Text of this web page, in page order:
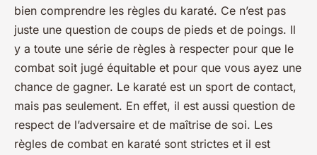
bien comprendre les règles du karaté. Ce n’est pas
juste une question de coups de pieds et de poings. Il
y a toute une série de règles à respecter pour que le
combat soit jugé équitable et pour que vous ayez une
chance de gagner. Le karaté est un sport de contact,
mais pas seulement. En effet, il est aussi question de
respect de l’adversaire et de maîtrise de soi. Les
règles de combat en karaté sont strictes et il est